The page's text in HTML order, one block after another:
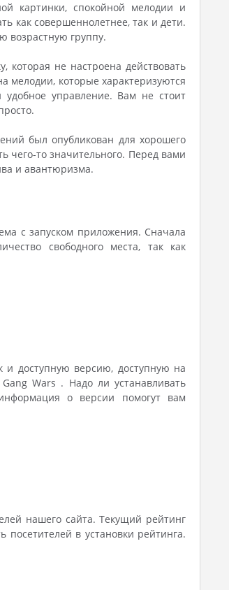
картинки, спокойной мелодии и
как совершеннолетнее, так и дети.
возрастную группу.
не настроена действовать
мелодии, которые характеризуются
управление. Вам не стоит
был опубликован для хорошего
чего-то значительного. Перед вами
и авантюризма.
с запуском приложения. Сначала
свободного места, так как
и доступную версию, доступную на
Wars . Надо ли устанавливать
о версии помогут вам
нашего сайта. Текущий рейтинг
посетителей в установки рейтинга.